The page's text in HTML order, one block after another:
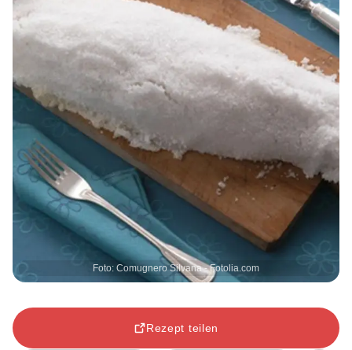
Foto: Comugnero Silvana - Fotolia.com
Rezept teilen